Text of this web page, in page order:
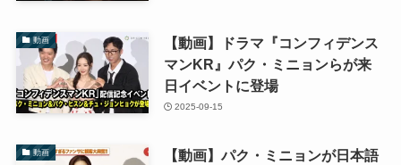
動画
【動画】ドラマ『コンフィデンス
マンKR』パク・ミニョンらが来
日イベントに登場
2025-09-15
動画
【動画】パク・ミニョンが日本語